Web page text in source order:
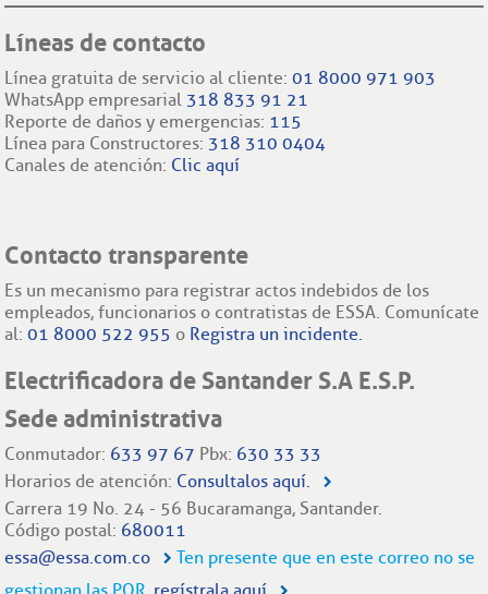
Líneas de contacto
Línea gratuita de servicio al cliente:01 8000 971 903
WhatsApp empresarial 318 833 91 21
Reporte de daños y emergencias: 115
Línea para Constructores: 318 310 0404
Canales de atención: Clic aquí
Contacto transparente
Es un mecanismo para registrar actos indebidos de los
empleados, funcionarios o contratistas de ESSA. Comunícate
al:01 8000 522 955 o Registra un incidente.
Electrificadora de Santander S.A E.S.P.
Sede administrativa
Conmutador: 633 97 67 Pbx: 630 33 33
Horarios de atención: Consultalos aquí.
Carrera 19 No. 24 - 56 Bucaramanga, Santander.
Código postal: 680011
essa@essa.com.co
Ten presente que en este correo no se